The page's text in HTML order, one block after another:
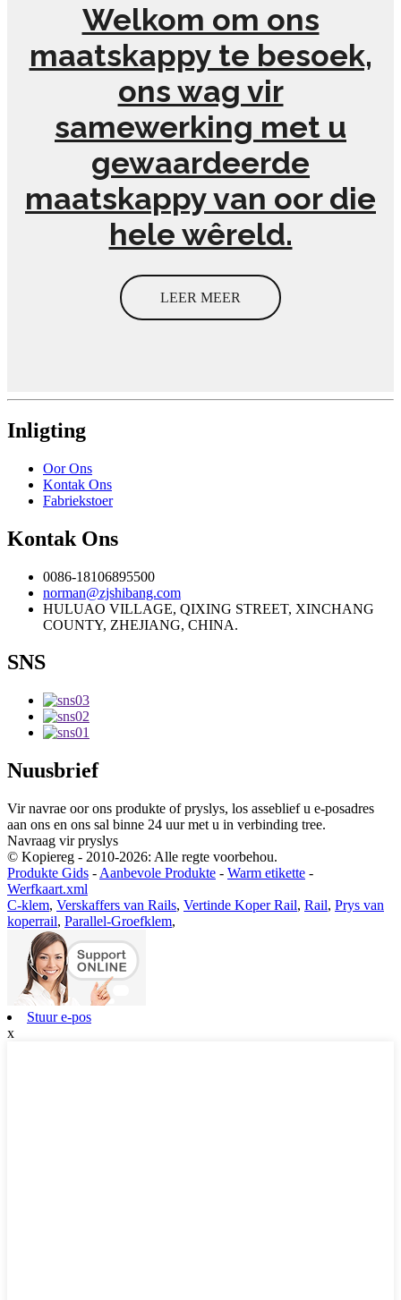
Welkom om ons
maatskappy te besoek,
ons wag vir
samewerking met u
gewaardeerde
maatskappy van oor die
hele wêreld.
LEER MEER
Inligting
Oor Ons
Kontak Ons
Fabriekstoer
Kontak Ons
0086-18106895500
norman@zjshibang.com
HULUAO VILLAGE, QIXING STREET, XINCHANG
COUNTY, ZHEJIANG, CHINA.
SNS
Nuusbrief
Vir navrae oor ons produkte of pryslys, los asseblief u e-posadres
aan ons en ons sal binne 24 uur met u in verbinding tree.
Navraag vir pryslys
© Kopiereg - 2010-2026: Alle regte voorbehou.
Produkte Gids - Aanbevole Produkte - Warm etikette -
Werfkaart.xml
C-klem, Verskaffers van Rails, Vertinde Koper Rail, Rail, Prys van
koperrail, Parallel-Groefklem,
Stuur e-pos
x